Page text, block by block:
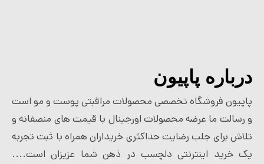
درباره پاپیون
پاپیون فروشگاه تخصصی محصولات مراقبتی پوست و مو است
و رسالت ما عرضه محصولات اورجینال با قیمت های منصفانه و
تلاش برای جلب رضایت حداکثری خریداران همراه با ثبت تجربه
یک خرید اینترنتی دلچسب در ذهن شما عزیزان است....